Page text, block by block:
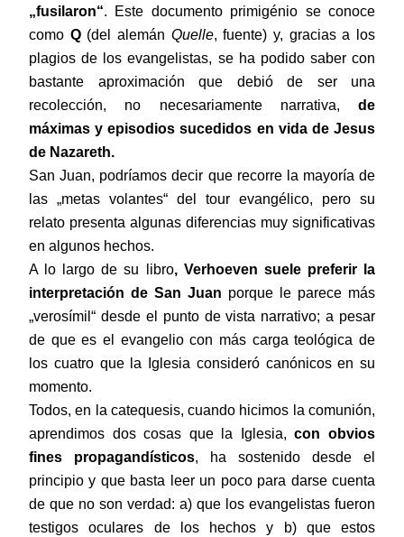
„fusilaron“. Este documento primigénio se conoce
como Q (del alemán Quelle, fuente) y, gracias a los
plagios de los evangelistas, se ha podido saber con
bastante aproximación que debió de ser una
recolección, no necesariamente narrativa, de
máximas y episodios sucedidos en vida de Jesus
de Nazareth.
San Juan, podríamos decir que recorre la mayoría de
las „metas volantes“ del tour evangélico, pero su
relato presenta algunas diferencias muy significativas
en algunos hechos.
A lo largo de su libro, Verhoeven suele preferir la
interpretación de San Juan porque le parece más
„verosímil“ desde el punto de vista narrativo; a pesar
de que es el evangelio con más carga teológica de
los cuatro que la Iglesia consideró canónicos en su
momento.
Todos, en la catequesis, cuando hicimos la comunión,
aprendimos dos cosas que la Iglesia,con obvios
fines propagandísticos, ha sostenido desde el
principio y que basta leer un poco para darse cuenta
de que no son verdad: a) que los evangelistas fueron
testigos oculares de los hechos y b) que estos